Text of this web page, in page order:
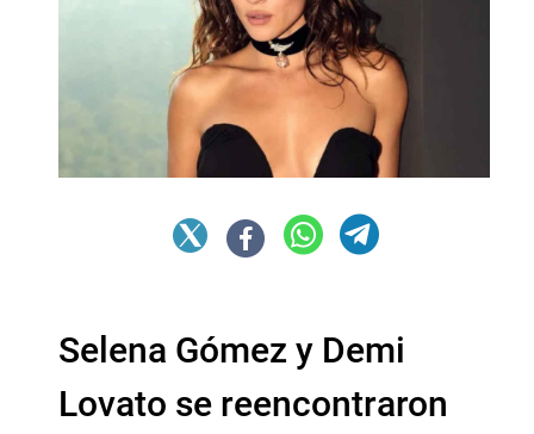
Selena Gómez y Demi
Lovato se reencontraron